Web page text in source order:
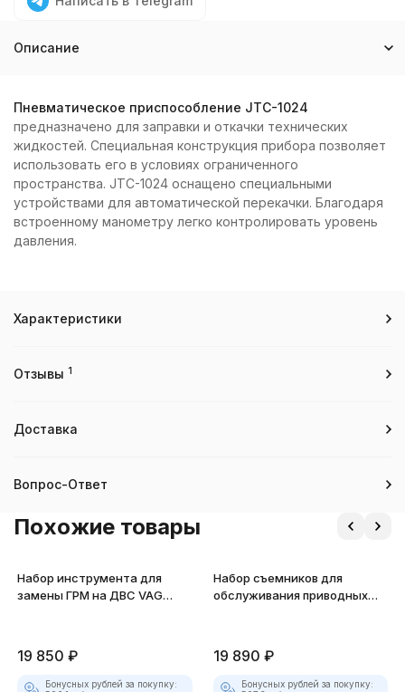
Описание
Пневматическое приспособление JTC-1024
предназначено для заправки и откачки технических
жидкостей. Специальная конструкция прибора позволяет
использовать его в условиях ограниченного
пространства. JTC-1024 оснащено специальными
устройствами для автоматической перекачки. Благодаря
встроенному манометру легко контролировать уровень
давления.
Характеристики
Отзывы 1
Доставка
Вопрос-Ответ
Похожие товары
Набор инструмента для
замены ГРМ на ДВС VAG
19 850 ₽
Бонусных рублей за покупку:
Набор съемников для
обслуживания приводных
19 890 ₽
Бонусных рублей за покупку: